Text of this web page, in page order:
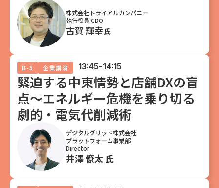
株式会社トライアルカンパニー
執行役員 CDO
古賀 輝幸氏
B-5 企業講演 13:45-14:15
緊迫する中東情勢と店舗DXの盲
点～エネルギー危機を乗り切る
劇的・電気代削減術
デジタルグリッド株式会社
プラットフォーム事業部
Director
井澤 僚太 氏